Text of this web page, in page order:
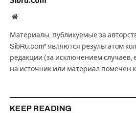
Website
Материалы, публикуемые за
SibRu.com" являются результатом
редакции (за исключением случаев,
на источник или материал помечен
KEEP READING